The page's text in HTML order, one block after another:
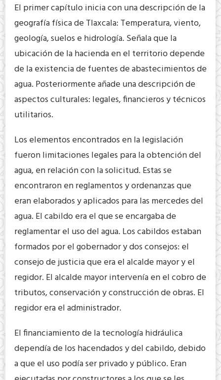
El primer capítulo inicia con una descripción de la
geografía física de Tlaxcala: Temperatura, viento,
geología, suelos e hidrología. Señala que la
ubicación de la hacienda en el territorio depende
de la existencia de fuentes de abastecimientos de
agua. Posteriormente añade una descripción de
aspectos culturales: legales, financieros y técnicos
utilitarios.
Los elementos encontrados en la legislación
fueron limitaciones legales para la obtención del
agua, en relación con la solicitud. Estas se
encontraron en reglamentos y ordenanzas que
eran elaborados y aplicados para las mercedes del
agua. El cabildo era el que se encargaba de
reglamentar el uso del agua. Los cabildos estaban
formados por el gobernador y dos consejos: el
consejo de justicia que era el alcalde mayor y el
regidor. El alcalde mayor intervenía en el cobro de
tributos, conservación y construcción de obras. El
regidor era el administrador.
El financiamiento de la tecnología hidráulica
dependía de los hacendados y del cabildo, debido
a que el uso podía ser privado y público. Eran